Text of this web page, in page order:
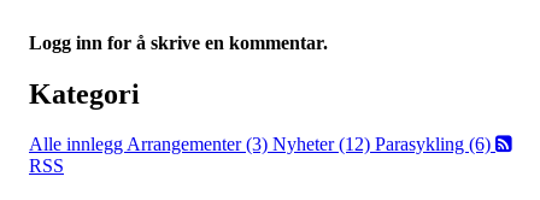
Logg inn for å skrive en kommentar.
Kategori
Alle innleggArrangementer (3) Nyheter (12) Parasykling (6)
RSS